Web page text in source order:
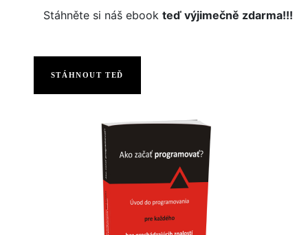
Stáhněte si náš ebook teď výjimečně zdarma!!!
STÁHNOUT TEĎ